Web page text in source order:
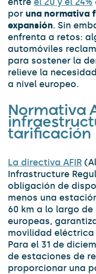
por una normativa
expansión. Sin
enfrenta a retos:
automóviles
para sostener la
relieve la
a nivel europeo.
Normativa
tarificación
La directiva AFIR
Infrastructure
obligación de
menos una
60 km a lo largo
europeas,
movilidad
Para el 31 de
de estaciones de
proporcionar una